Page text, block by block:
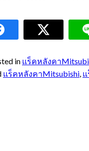
in แร็คหลังคา
แร็คหลังคาMitsubishi,